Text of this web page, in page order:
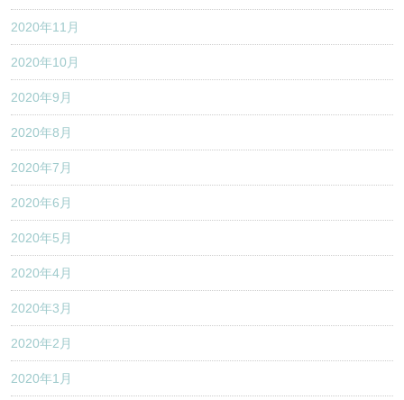
2020年11月
2020年10月
2020年9月
2020年8月
2020年7月
2020年6月
2020年5月
2020年4月
2020年3月
2020年2月
2020年1月